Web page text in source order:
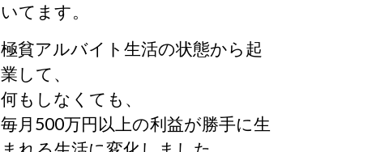
いてます。
極貧アルバイト生活の状態から起
業して、
何もしなくても、
毎月500万円以上の利益が勝手に生